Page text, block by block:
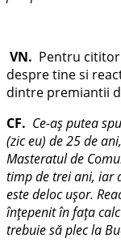
VN. Pentru
despre tine si
dintre premiantii
CF. Ce-aş putea
(zic eu) de 25 de
Masteratul de
timp de trei ani, iar
este deloc uşor.
înţepenit în faţa
trebuie să plec la